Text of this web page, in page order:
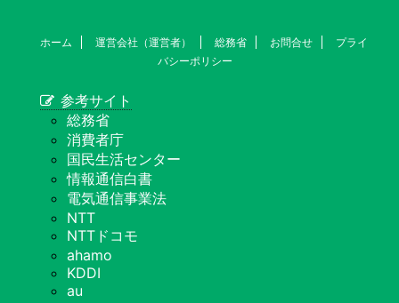
ホーム 運営会社（運営者） 総務省 お問合せ
プライ
バシーポリシー
参考サイト
総務省
消費者庁
国民生活センター
情報通信白書
電気通信事業法
NTT
NTTドコモ
ahamo
KDDI
au